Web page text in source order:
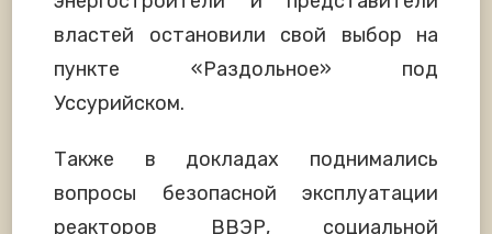
властей остановили свой выбор на
пункте «Раздольное» под
Уссурийском.
Также в докладах поднимались
вопросы безопасной эксплуатации
реакторов ВВЭР, социальной